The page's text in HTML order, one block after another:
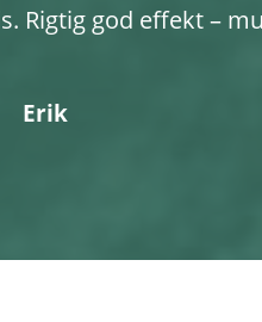
Rigtig god effekt –
Erik